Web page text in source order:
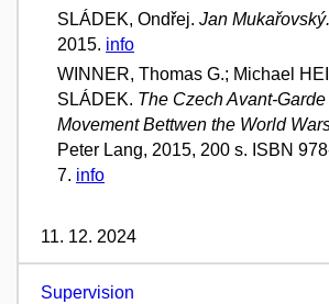
SLÁDEK, Ondřej. Jan
2015. info
WINNER, Thomas G.; Michael
SLÁDEK. The Czech Avant-
Movement Bettwen the World
Peter Lang, 2015, 200 s. ISBN
7. info
11. 12. 2024
Supervision